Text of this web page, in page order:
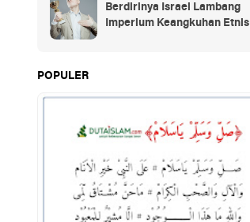
Berdirinya Israel Lambang
Imperium Keangkuhan Etnis
POPULER